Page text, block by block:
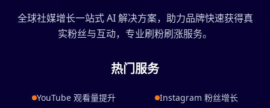
全球社媒增长一站式 AI 解决方案，助力品牌快速获得真
实粉丝与互动，专业刷粉刷涨服务。
热门服务
YouTube 观看量提升
Instagram 粉丝增长